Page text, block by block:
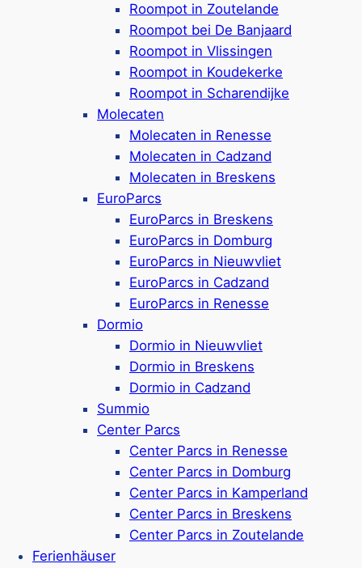
Roompot in Zoutelande
Roompot bei De Banjaard
Roompot in Vlissingen
Roompot in Koudekerke
Roompot in Scharendijke
Molecaten
Molecaten in Renesse
Molecaten in Cadzand
Molecaten in Breskens
EuroParcs
EuroParcs in Breskens
EuroParcs in Domburg
EuroParcs in Nieuwvliet
EuroParcs in Cadzand
EuroParcs in Renesse
Dormio
Dormio in Nieuwvliet
Dormio in Breskens
Dormio in Cadzand
Summio
Center Parcs
Center Parcs in Renesse
Center Parcs in Domburg
Center Parcs in Kamperland
Center Parcs in Breskens
Center Parcs in Zoutelande
Ferienhäuser
Ferienhäuser, Wohnzelte & Appartements
Hunde sind in einigen Unterkünften erlaubt
Aqua Mundo: überdachtes Badeparadies &
Aquapark
Water Playhouse, Wildwasserbahn &
Turbo-Tunnel
Planschbecken, Wellenbad und Strudel im
Hallenbad
Auch Baby-Schwimmkurse werden
Im Park: Kitesurfen, Paintball, Streichelzoo
& Animation
Nur 1,5 km bis zum Strand
Google Rezensionen:
(14.300+ Bewertungen)
Mehr ansehen*
Camping de Meerpaal
Ferienpark & Campingplatz inZoutelande
Ferienbungalows & Safarizelte
Zahlreiche Campingplätze und Stellplätze
verfügbar